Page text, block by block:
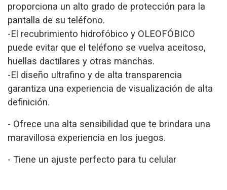
proporciona un alto grado de protección para la
pantalla de su teléfono.
-El recubrimiento hidrofóbico y OLEOFÓBICO
puede evitar que el teléfono se vuelva aceitoso,
huellas dactilares y otras manchas.
-El diseño ultrafino y de alta transparencia
garantiza una experiencia de visualización de alta
definición.
- Ofrece una alta sensibilidad que te brindara una
maravillosa experiencia en los juegos.
- Tiene un ajuste perfecto para tu celular